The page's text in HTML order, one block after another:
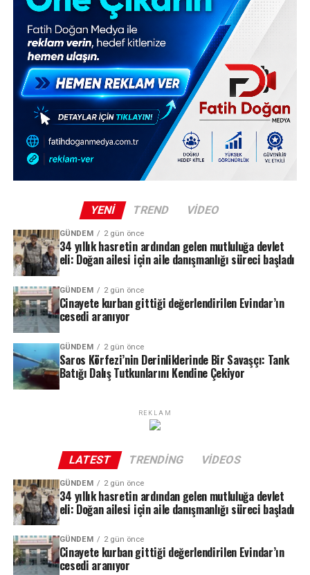
YENI TREND VIDEO
GÜNDEM 2 gün önce
34 yıllık hasretin ardından gelen mutluluğa devlet
eli: Doğan ailesi için aile danışmanlığı süreci başladı
GÜNDEM 2 gün önce
Cinayete kurban gittiği değerlendirilen Evindar’ın
cesedi aranıyor
GÜNDEM 2 gün önce
Saros Körfezi’nin Derinliklerinde Bir Savaşçı: Tank
Batığı Dalış Tutkunlarını Kendine Çekiyor
REKLAM
LATEST TRENDING VIDEOS
GÜNDEM 2 gün önce
34 yıllık hasretin ardından gelen mutluluğa devlet
eli: Doğan ailesi için aile danışmanlığı süreci başladı
GÜNDEM 2 gün önce
Cinayete kurban gittiği değerlendirilen Evindar’ın
cesedi aranıyor